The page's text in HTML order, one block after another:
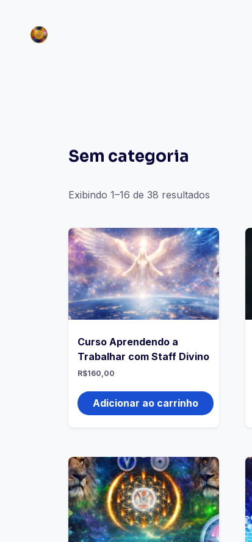
Sem categoria
Exibindo 1–16 de 38 resultados
Curso Aprendendo a
Trabalhar com Staff Divino
R$160,00
Adicionar ao carrinho